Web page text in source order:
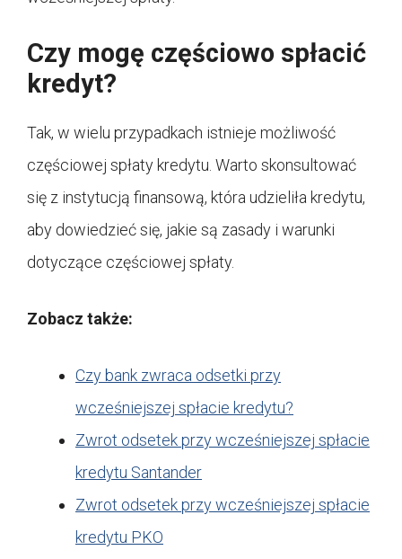
Czy mogę częściowo spłacić
kredyt?
Tak, w wielu przypadkach istnieje możliwość
częściowej spłaty kredytu. Warto skonsultować
się z instytucją finansową, która udzieliła kredytu,
aby dowiedzieć się, jakie są zasady i warunki
dotyczące częściowej spłaty.
Zobacz także:
Czy bank zwraca odsetki przy
wcześniejszej spłacie kredytu?
Zwrot odsetek przy wcześniejszej spłacie
kredytu Santander
Zwrot odsetek przy wcześniejszej spłacie
kredytu PKO